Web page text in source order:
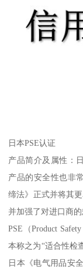
日本PSE认证
产品简介及属性：
产品的安全性也非
缔法》正式并将其
并加强了对进口商的
PSE（Product
本称之为“适合性检
日本《电气用品安